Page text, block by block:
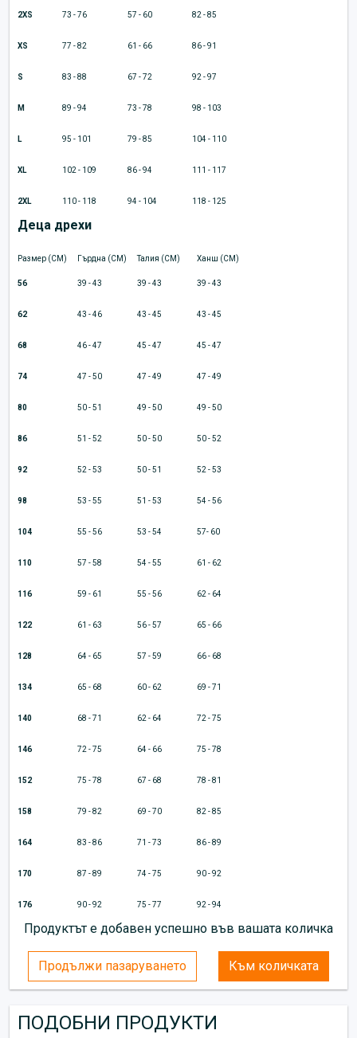
2XS 73 - 76 57 - 60 82 - 85
XS 77 - 82 61 - 66 86 - 91
S 83 - 88 67 - 72 92 - 97
M 89 - 94 73 - 78 98 - 103
L 95 - 101 79 - 85 104 - 110
XL 102 - 109 86 - 94 111 - 117
2XL 110 - 118 94 - 104 118 - 125
Деца дрехи
Размер (CM) Гърдна (CM) Талия (CM) Ханш (CM)
56 39 - 43 39 - 43 39 - 43
62 43 - 46 43 - 45 43 - 45
68 46 - 47 45 - 47 45 - 47
74 47 - 50 47 - 49 47 - 49
80 50 - 51 49 - 50 49 - 50
86 51 - 52 50 - 50 50 - 52
92 52 - 53 50 - 51 52 - 53
98 53 - 55 51 - 53 54 - 56
104 55 - 56 53 - 54 57- 60
110 57 - 58 54 - 55 61 - 62
116 59 - 61 55 - 56 62 - 64
122 61 - 63 56 - 57 65 - 66
128 64 - 65 57 - 59 66 - 68
134 65 - 68 60 - 62 69 - 71
140 68 - 71 62 - 64 72 - 75
146 72 - 75 64 - 66 75 - 78
152 75 - 78 67 - 68 78 - 81
158 79 - 82 69 - 70 82 - 85
164 83 - 86 71 - 73 86 - 89
170 87 - 89 74 - 75 90 - 92
176 90 - 92 75 - 77 92 - 94
Продуктът е добавен успешно във вашата количка
Продължи пазаруването Към количката
ПОДОБНИ ПРОДУКТИ